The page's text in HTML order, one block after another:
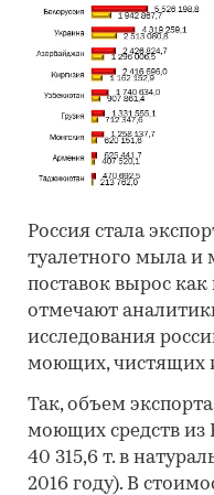
Россия стала
туалетного мыла и
поставок вырос как
отмечают
исследования
моющих, чистящих
Так, объем
моющих средств из
40 315,6 т. в
2016 году). В